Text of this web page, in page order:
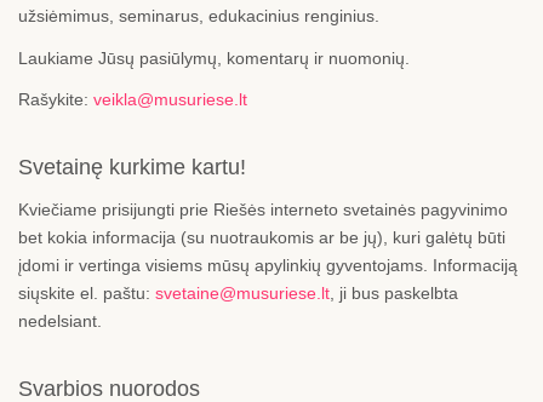
užsiėmimus, seminarus, edukacinius renginius.
Laukiame Jūsų pasiūlymų, komentarų ir nuomonių.
Rašykite: veikla@musuriese.lt
Svetainę kurkime kartu!
Kviečiame prisijungti prie Riešės interneto svetainės pagyvinimo
bet kokia informacija (su nuotraukomis ar be jų), kuri galėtų būti
įdomi ir vertinga visiems mūsų apylinkių gyventojams. Informaciją
siųskite el. paštu: svetaine@musuriese.lt , ji bus paskelbta
nedelsiant.
Svarbios nuorodos